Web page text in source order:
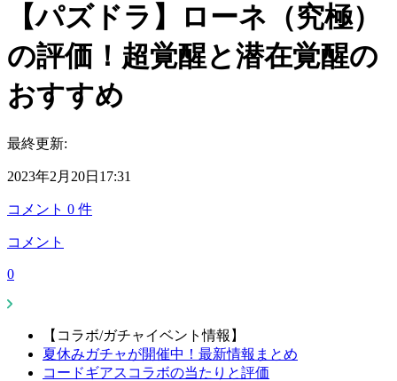
【パズドラ】ローネ（究極）
の評価！超覚醒と潜在覚醒の
おすすめ
最終更新:
2023年2月20日17:31
コメント 0 件
コメント
0
【コラボ/ガチャイベント情報】
夏休みガチャが開催中！最新情報まとめ
コードギアスコラボの当たりと評価